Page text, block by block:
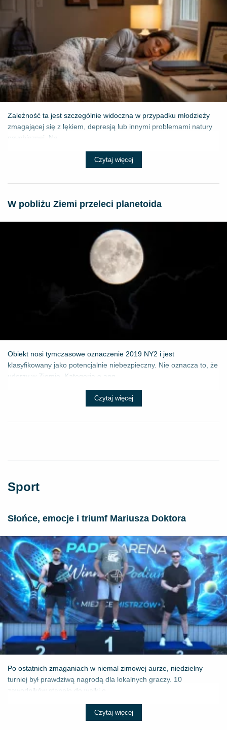
Zależność ta jest szczególnie widoczna w przypadku młodzieży
zmagającej się z lękiem, depresją lub innymi problemami natury
psychicznej. Na...
Czytaj więcej
W pobliżu Ziemi przeleci planetoida
Obiekt nosi tymczasowe oznaczenie 2019 NY2 i jest
klasyfikowany jako potencjalnie niebezpieczny. Nie oznacza to, że
uderzy w Ziemię. Kategoria o ang...
Czytaj więcej
Sport
Słońce, emocje i triumf Mariusza Doktora
Po ostatnich zmaganiach w niemal zimowej aurze, niedzielny
turniej był prawdziwą nagrodą dla lokalnych graczy. 10
zawodników stanęło do walki o ...
Czytaj więcej